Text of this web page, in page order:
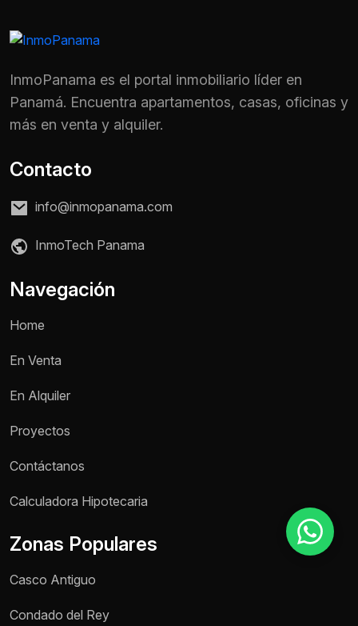
Nombre *
InmoPanama es el portal inmobiliario líder en
Panamá. Encuentra apartamentos, casas, oficinas y
más en venta y alquiler.
Contacto
info@inmopanama.com
InmoTech Panama
Navegación
Home
En Venta
En Alquiler
Proyectos
Contáctanos
Calculadora Hipotecaria
Zonas Populares
Casco Antiguo
Condado del Rey